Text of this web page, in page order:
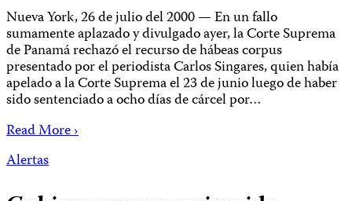
Nueva York, 26 de julio del 2000 — En un fallo
sumamente aplazado y divulgado ayer, la Corte Suprema
de Panamá rechazó el recurso de hábeas corpus
presentado por el periodista Carlos Singares, quien había
apelado a la Corte Suprema el 23 de junio luego de haber
sido sentenciado a ocho días de cárcel por…
Read More ›
Alertas